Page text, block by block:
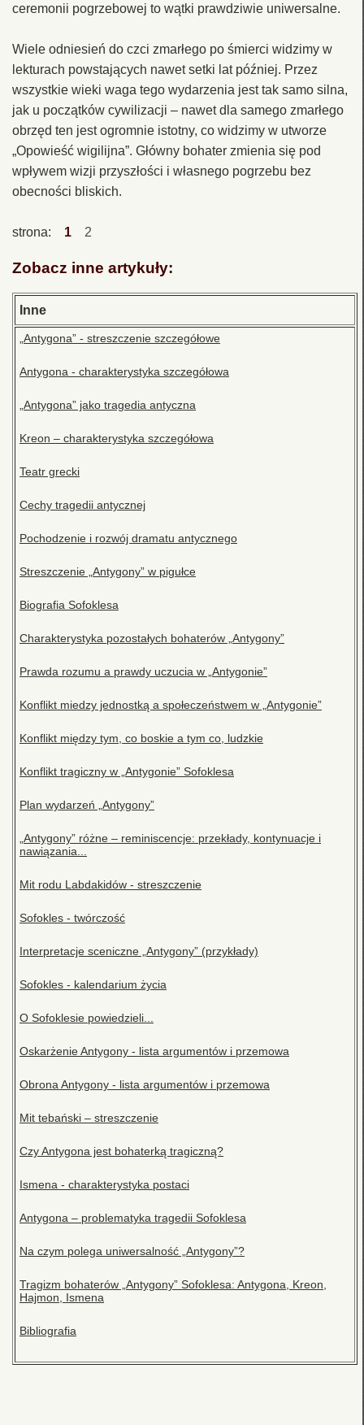
ceremonii pogrzebowej to wątki prawdziwie uniwersalne.
Wiele odniesień do czci zmarłego po śmierci widzimy w
lekturach powstających nawet setki lat później. Przez
wszystkie wieki waga tego wydarzenia jest tak samo silna,
jak u początków cywilizacji – nawet dla samego zmarłego
obrzęd ten jest ogromnie istotny, co widzimy w utworze
„Opowieść wigilijna”. Główny bohater zmienia się pod
wpływem wizji przyszłości i własnego pogrzebu bez
obecności bliskich.
strona: 1 2
Zobacz inne artykuły:
Inne
„Antygona” - streszczenie szczegółowe
Antygona - charakterystyka szczegółowa
„Antygona” jako tragedia antyczna
Kreon – charakterystyka szczegółowa
Teatr grecki
Cechy tragedii antycznej
Pochodzenie i rozwój dramatu antycznego
Streszczenie „Antygony” w pigułce
Biografia Sofoklesa
Charakterystyka pozostałych bohaterów „Antygony”
Prawda rozumu a prawdy uczucia w „Antygonie”
Konflikt miedzy jednostką a społeczeństwem w „Antygonie”
Konflikt między tym, co boskie a tym co, ludzkie
Konflikt tragiczny w „Antygonie” Sofoklesa
Plan wydarzeń „Antygony”
„Antygony” różne – reminiscencje: przekłady, kontynuacje i
nawiązania...
Mit rodu Labdakidów - streszczenie
Sofokles - twórczość
Interpretacje sceniczne „Antygony” (przykłady)
Sofokles - kalendarium życia
O Sofoklesie powiedzieli...
Oskarżenie Antygony - lista argumentów i przemowa
Obrona Antygony - lista argumentów i przemowa
Mit tebański – streszczenie
Czy Antygona jest bohaterką tragiczną?
Ismena - charakterystyka postaci
Antygona – problematyka tragedii Sofoklesa
Na czym polega uniwersalność „Antygony”?
Tragizm bohaterów „Antygony” Sofoklesa: Antygona, Kreon,
Hajmon, Ismena
Bibliografia